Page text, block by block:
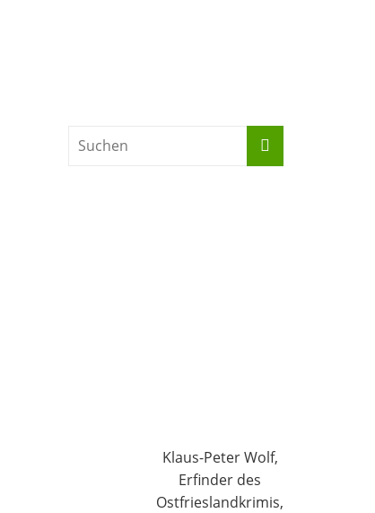
Klaus-Peter Wolf,
Erfinder des
Ostfrieslandkrimis,